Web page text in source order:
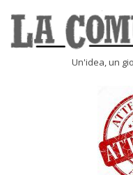
content
Un'idea, un